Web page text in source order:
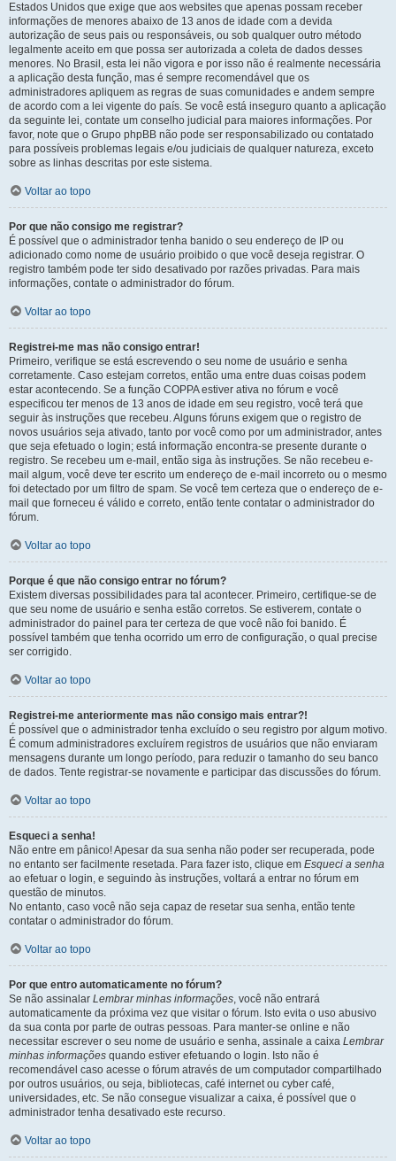
Estados Unidos que exige que aos websites que apenas possam receber
informações de menores abaixo de 13 anos de idade com a devida
autorização de seus pais ou responsáveis, ou sob qualquer outro método
legalmente aceito em que possa ser autorizada a coleta de dados desses
menores. No Brasil, esta lei não vigora e por isso não é realmente necessária
a aplicação desta função, mas é sempre recomendável que os
administradores apliquem as regras de suas comunidades e andem sempre
de acordo com a lei vigente do país. Se você está inseguro quanto a aplicação
da seguinte lei, contate um conselho judicial para maiores informações. Por
favor, note que o Grupo phpBB não pode ser responsabilizado ou contatado
para possíveis problemas legais e/ou judiciais de qualquer natureza, exceto
sobre as linhas descritas por este sistema.
Voltar ao topo
Por que não consigo me registrar?
É possível que o administrador tenha banido o seu endereço de IP ou
adicionado como nome de usuário proibido o que você deseja registrar. O
registro também pode ter sido desativado por razões privadas. Para mais
informações, contate o administrador do fórum.
Voltar ao topo
Registrei-me mas não consigo entrar!
Primeiro, verifique se está escrevendo o seu nome de usuário e senha
corretamente. Caso estejam corretos, então uma entre duas coisas podem
estar acontecendo. Se a função COPPA estiver ativa no fórum e você
especificou ter menos de 13 anos de idade em seu registro, você terá que
seguir às instruções que recebeu. Alguns fóruns exigem que o registro de
novos usuários seja ativado, tanto por você como por um administrador, antes
que seja efetuado o login; está informação encontra-se presente durante o
registro. Se recebeu um e-mail, então siga às instruções. Se não recebeu e-
mail algum, você deve ter escrito um endereço de e-mail incorreto ou o mesmo
foi detectado por um filtro de spam. Se você tem certeza que o endereço de e-
mail que forneceu é válido e correto, então tente contatar o administrador do
fórum.
Voltar ao topo
Porque é que não consigo entrar no fórum?
Existem diversas possibilidades para tal acontecer. Primeiro, certifique-se de
que seu nome de usuário e senha estão corretos. Se estiverem, contate o
administrador do painel para ter certeza de que você não foi banido. É
possível também que tenha ocorrido um erro de configuração, o qual precise
ser corrigido.
Voltar ao topo
Registrei-me anteriormente mas não consigo mais entrar?!
É possível que o administrador tenha excluído o seu registro por algum motivo.
É comum administradores excluírem registros de usuários que não enviaram
mensagens durante um longo período, para reduzir o tamanho do seu banco
de dados. Tente registrar-se novamente e participar das discussões do fórum.
Voltar ao topo
Esqueci a senha!
Não entre em pânico! Apesar da sua senha não poder ser recuperada, pode
no entanto ser facilmente resetada. Para fazer isto, clique em Esqueci a senha
ao efetuar o login, e seguindo às instruções, voltará a entrar no fórum em
questão de minutos.
No entanto, caso você não seja capaz de resetar sua senha, então tente
contatar o administrador do fórum.
Voltar ao topo
Por que entro automaticamente no fórum?
Se não assinalar Lembrar minhas informações, você não entrará
automaticamente da próxima vez que visitar o fórum. Isto evita o uso abusivo
da sua conta por parte de outras pessoas. Para manter-se online e não
necessitar escrever o seu nome de usuário e senha, assinale a caixa Lembrar
minhas informações quando estiver efetuando o login. Isto não é
recomendável caso acesse o fórum através de um computador compartilhado
por outros usuários, ou seja, bibliotecas, café internet ou cyber café,
universidades, etc. Se não consegue visualizar a caixa, é possível que o
administrador tenha desativado este recurso.
Voltar ao topo